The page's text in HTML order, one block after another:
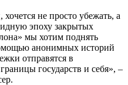
не просто убежать, а
эпоху закрытых
мы хотим поднять
анонимных историй
отправятся в
государств и себя», –